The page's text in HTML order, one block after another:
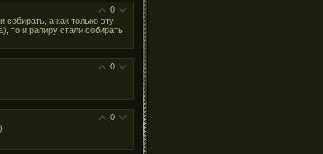
0
а как только эту
то и рапиру стали собирать
0
0